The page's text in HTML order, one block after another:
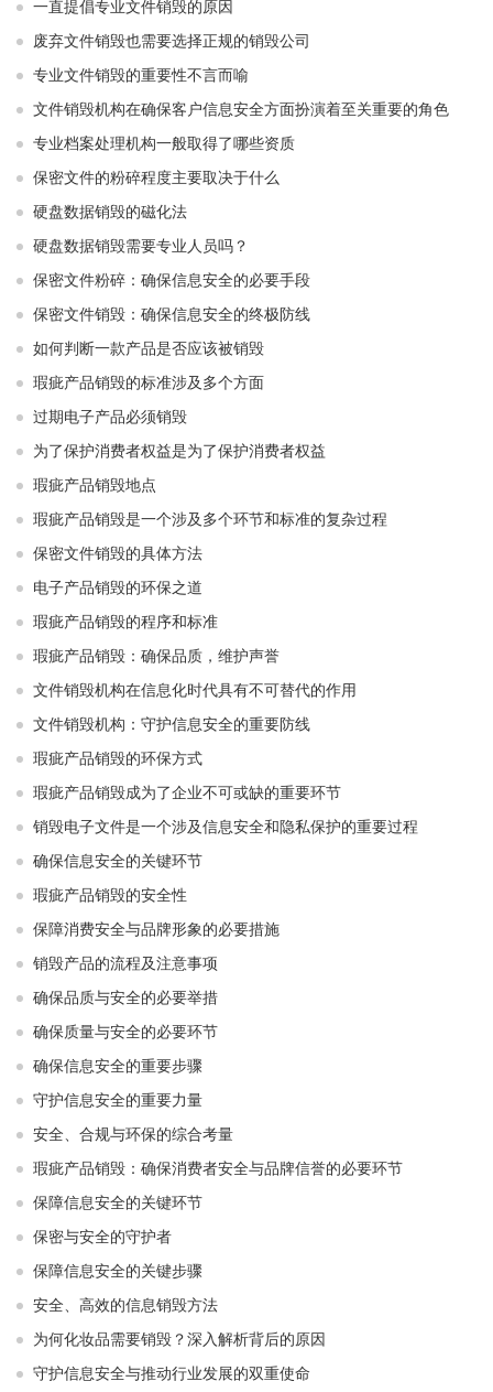
一直提倡专业文件销毁的原因
废弃文件销毁也需要选择正规的销毁公司
专业文件销毁的重要性不言而喻
文件销毁机构在确保客户信息安全方面扮演着至关重要的角色
专业档案处理机构一般取得了哪些资质
保密文件的粉碎程度主要取决于什么
硬盘数据销毁的磁化法
硬盘数据销毁需要专业人员吗？
保密文件粉碎：确保信息安全的必要手段
保密文件销毁：确保信息安全的终极防线
如何判断一款产品是否应该被销毁
瑕疵产品销毁的标准涉及多个方面
过期电子产品必须销毁
为了保护消费者权益是为了保护消费者权益
瑕疵产品销毁地点
瑕疵产品销毁是一个涉及多个环节和标准的复杂过程
保密文件销毁的具体方法
电子产品销毁的环保之道
瑕疵产品销毁的程序和标准
瑕疵产品销毁：确保品质，维护声誉
文件销毁机构在信息化时代具有不可替代的作用
文件销毁机构：守护信息安全的重要防线
瑕疵产品销毁的环保方式
瑕疵产品销毁成为了企业不可或缺的重要环节
销毁电子文件是一个涉及信息安全和隐私保护的重要过程
确保信息安全的关键环节
瑕疵产品销毁的安全性
保障消费安全与品牌形象的必要措施
销毁产品的流程及注意事项
确保品质与安全的必要举措
确保质量与安全的必要环节
确保信息安全的重要步骤
守护信息安全的重要力量
安全、合规与环保的综合考量
瑕疵产品销毁：确保消费者安全与品牌信誉的必要环节
保障信息安全的关键环节
保密与安全的守护者
保障信息安全的关键步骤
安全、高效的信息销毁方法
为何化妆品需要销毁？深入解析背后的原因
守护信息安全与推动行业发展的双重使命